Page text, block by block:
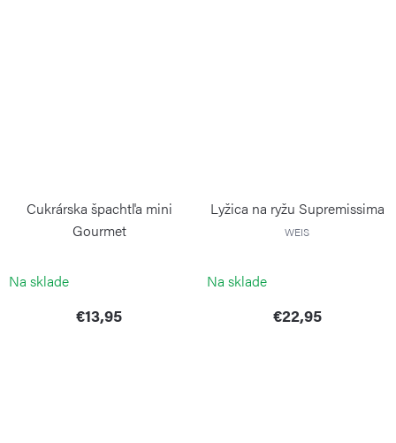
Cukrárska špachtľa mini
Gourmet
Na sklade
€13,95
Lyžica na ryžu Supremissima
WEIS
Na sklade
€22,95